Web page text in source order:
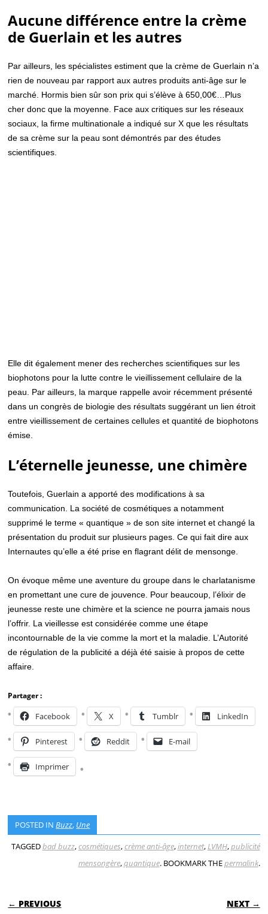
Aucune différence entre la crème
de Guerlain et les autres
Par ailleurs, les spécialistes estiment que la crème de Guerlain n’a
rien de nouveau par rapport aux autres produits anti-âge sur le
marché. Hormis bien sûr son prix qui s’élève à 650,00€…Plus
cher donc que la moyenne. Face aux critiques sur les réseaux
sociaux, la firme multinationale a indiqué sur X que les résultats
de sa crème sur la peau sont démontrés par des études
scientifiques.
Elle dit également mener des recherches scientifiques sur les
biophotons pour la lutte contre le vieillissement cellulaire de la
peau. Par ailleurs, la marque rappelle avoir récemment présenté
dans un congrès de biologie des résultats suggérant un lien étroit
entre vieillissement de certaines cellules et quantité de biophotons
émise.
L’éternelle jeunesse, une chimère
Toutefois, Guerlain a apporté des modifications à sa
communication. La société de cosmétiques a notamment
supprimé le terme « quantique » de son site internet et changé la
présentation du produit sur plusieurs pages. Ce qui fait dire aux
Internautes qu’elle a été prise en flagrant délit de mensonge.
On évoque même une aventure du groupe dans le charlatanisme
en promettant une cure de jouvence. Pour beaucoup, l’élixir de
jeunesse reste une chimère et la science ne pourra jamais nous
l’offrir. La vieillesse est considérée comme une étape
incontournable de la vie comme la mort et la maladie. L’Autorité
de régulation de la publicité a déjà été saisie à propos de cette
affaire.
Partager :
Facebook X Tumblr LinkedIn
Pinterest Reddit E-mail
Imprimer
POSTED INBuzz, Une
TAGGEDbad buzz,cosmétiques,crème anti-âge,internet,LVMH,publicité
mensongère,quantique. BOOKMARK THEpermalink.
POST NAVIGATION
← PREVIOUS NEXT →